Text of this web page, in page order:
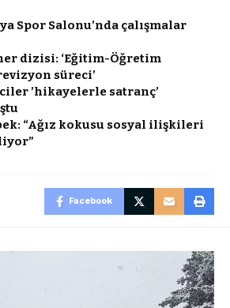
Spor Salonu’nda çalışmalar
dizisi: ‘Eğitim-Öğretim
süreci’
’hikayelerle satranç’
“Ağız kokusu sosyal ilişkileri
Facebook